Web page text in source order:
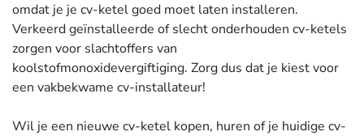
omdat je je cv-ketel goed moet laten installeren.
Verkeerd geïnstalleerde of slecht onderhouden cv-ketels
zorgen voor slachtoffers van
koolstofmonoxidevergiftiging. Zorg dus dat je kiest voor
een vakbekwame cv-installateur!
Wil je een nieuwe cv-ketel kopen, huren of je huidige cv-